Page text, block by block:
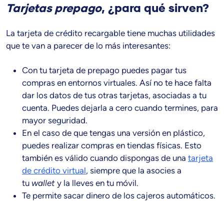
Tarjetas prepago, ¿para qué sirven?
La tarjeta de crédito recargable tiene muchas utilidades
que te van a parecer de lo más interesantes:
Con tu tarjeta de prepago puedes pagar tus
compras en entornos virtuales. Así no te hace falta
dar los datos de tus otras tarjetas, asociadas a tu
cuenta. Puedes dejarla a cero cuando termines, para
mayor seguridad.
En el caso de que tengas una versión en plástico,
puedes realizar compras en tiendas físicas. Esto
también es válido cuando dispongas de una tarjeta
de crédito virtual, siempre que la asocies a
tu wallet y la lleves en tu móvil.
Te permite sacar dinero de los cajeros automáticos.